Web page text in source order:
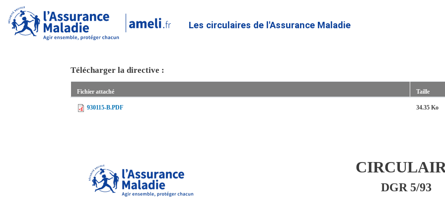
au
contenu
Les circulaires de l'Assurance Maladie
Télécharger la directive :
Fichier attaché Taille
930115-B.PDF 34.35 Ko
DGR 5/93